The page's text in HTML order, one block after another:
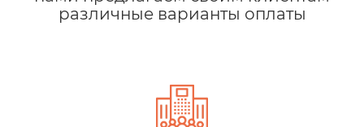
различные варианты оплаты